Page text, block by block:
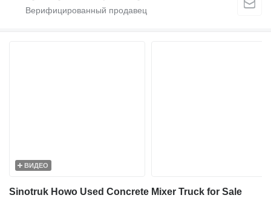
ВИДЕО
Sinotruk Howo Used Concrete Mixer Truck for Sale